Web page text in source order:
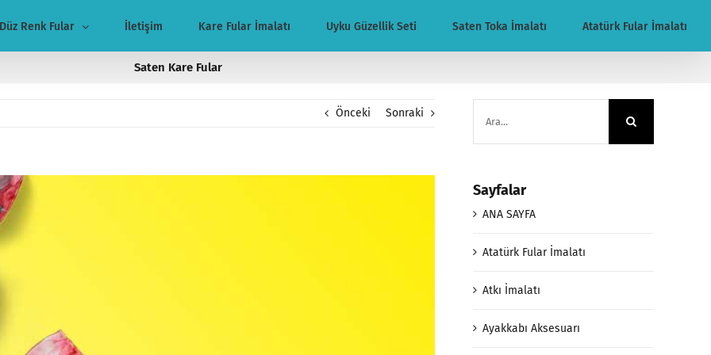
Düz Renk Fular İletişim Kare Fular İmalatı Uyku Güzellik Seti Saten Toka İmalatı Atatürk Fular İmalatı
Saten Kare Fular
Önceki Sonraki
Sayfalar
ANA SAYFA
Atatürk Fular İmalatı
Atkı İmalatı
Ayakkabı Aksesuarı